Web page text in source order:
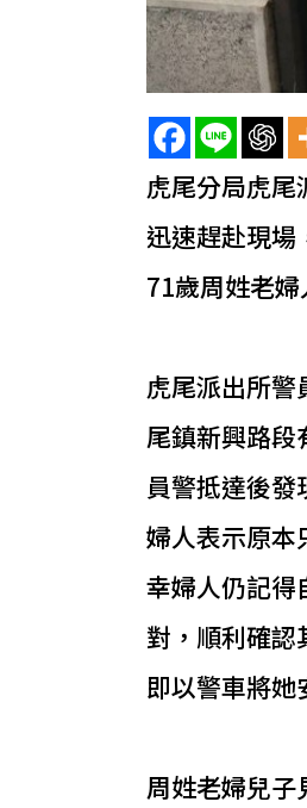
虎尾分局虎尾
迅速趕赴現場
71歲周姓老婦
虎尾派出所警
尾鎮新興路段
員警抵達後發
婦人表示原本
幸婦人仍記得
對，順利確認
即以警車將她
周姓老婦兒子